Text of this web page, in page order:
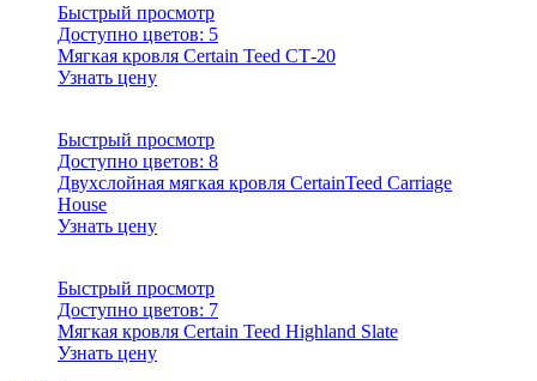
Быстрый просмотр
Доступно цветов: 5
Мягкая кровля Certain Teed СТ-20
Узнать цену
Быстрый просмотр
Доступно цветов: 8
Двухслойная мягкая кровля CertainTeed Carriage
House
Узнать цену
Быстрый просмотр
Доступно цветов: 7
Мягкая кровля Certain Teed Highland Slate
Узнать цену